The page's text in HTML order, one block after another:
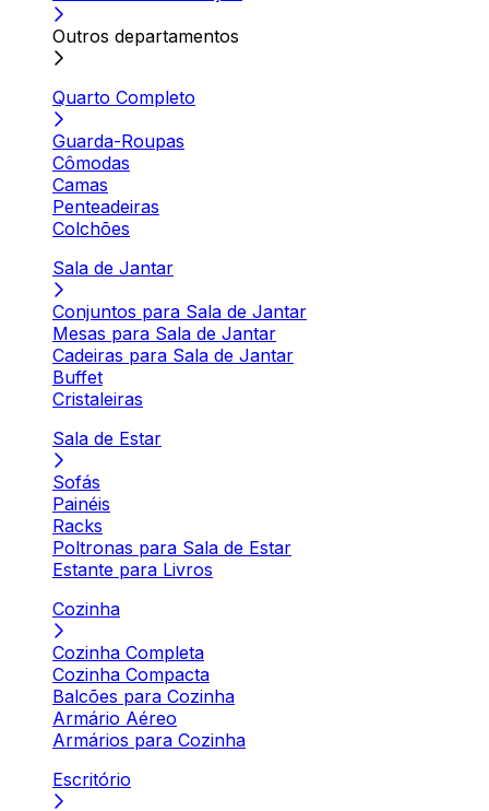
Outros departamentos
Quarto Completo
Guarda-Roupas
Cômodas
Camas
Penteadeiras
Colchões
Sala de Jantar
Conjuntos para Sala de Jantar
Mesas para Sala de Jantar
Cadeiras para Sala de Jantar
Buffet
Cristaleiras
Sala de Estar
Sofás
Painéis
Racks
Poltronas para Sala de Estar
Estante para Livros
Cozinha
Cozinha Completa
Cozinha Compacta
Balcões para Cozinha
Armário Aéreo
Armários para Cozinha
Escritório